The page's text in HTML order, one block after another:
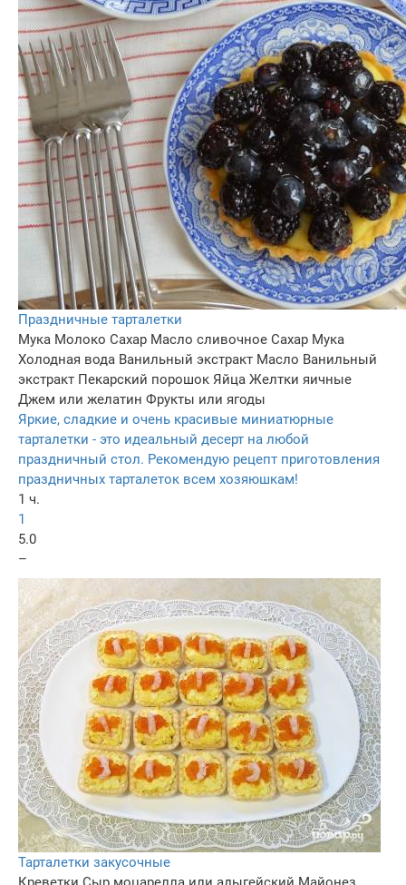
Праздничные тарталетки
Мука Молоко Сахар Масло сливочное Сахар Мука
Холодная вода Ванильный экстракт Масло Ванильный
экстракт Пекарский порошок Яйца Желтки яичные
Джем или желатин Фрукты или ягоды
Яркие, сладкие и очень красивые миниатюрные
тарталетки - это идеальный десерт на любой
праздничный стол. Рекомендую рецепт приготовления
праздничных тарталеток всем хозяюшкам!
1 ч.
1
5.0
–
Тарталетки закусочные